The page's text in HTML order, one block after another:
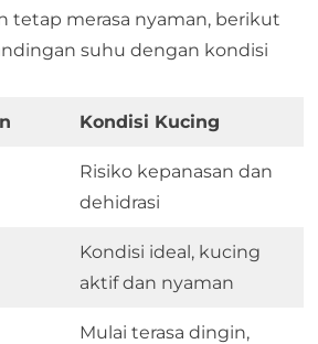
tetap merasa nyaman, berikut
suhu dengan kondisi
Kondisi Kucing
Risiko kepanasan dan
dehidrasi
Kondisi ideal, kucing
aktif dan nyaman
Mulai terasa dingin,